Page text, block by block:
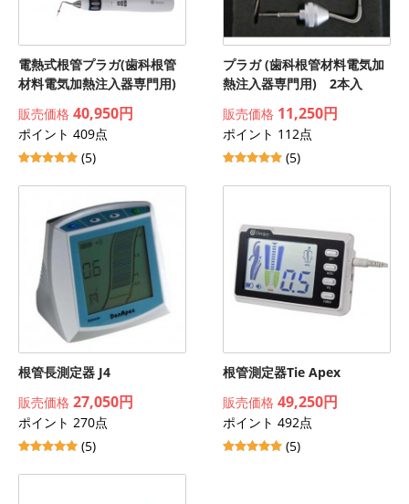
電熱式根管プラガ(歯科根管
材料電気加熱注入器専門用)
販売価格 40,950円
ポイント 409点
(5)
プラガ (歯科根管材料電気加
熱注入器専門用) 2本入
販売価格 11,250円
ポイント 112点
(5)
根管長測定器 J4
販売価格 27,050円
ポイント 270点
(5)
根管測定器Tie Apex
販売価格 49,250円
ポイント 492点
(5)